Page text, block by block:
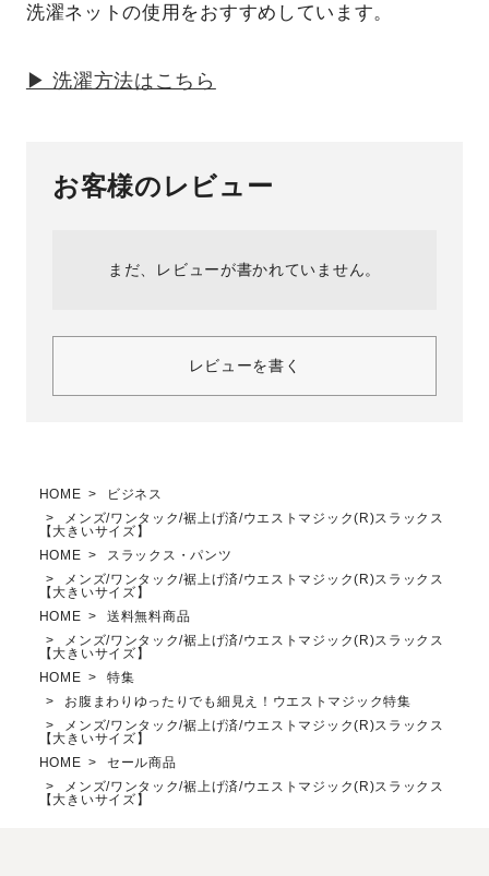
洗濯ネットの使用をおすすめしています。
▶ 洗濯方法はこちら
お客様のレビュー
まだ、レビューが書かれていません。
レビューを書く
HOME
ビジネス
メンズ/ワンタック/裾上げ済/ウエストマジック(R)スラックス
【大きいサイズ】
HOME
スラックス・パンツ
メンズ/ワンタック/裾上げ済/ウエストマジック(R)スラックス
【大きいサイズ】
HOME
送料無料商品
メンズ/ワンタック/裾上げ済/ウエストマジック(R)スラックス
【大きいサイズ】
HOME
特集
お腹まわりゆったりでも細見え！ウエストマジック特集
メンズ/ワンタック/裾上げ済/ウエストマジック(R)スラックス
【大きいサイズ】
HOME
セール商品
メンズ/ワンタック/裾上げ済/ウエストマジック(R)スラックス
【大きいサイズ】